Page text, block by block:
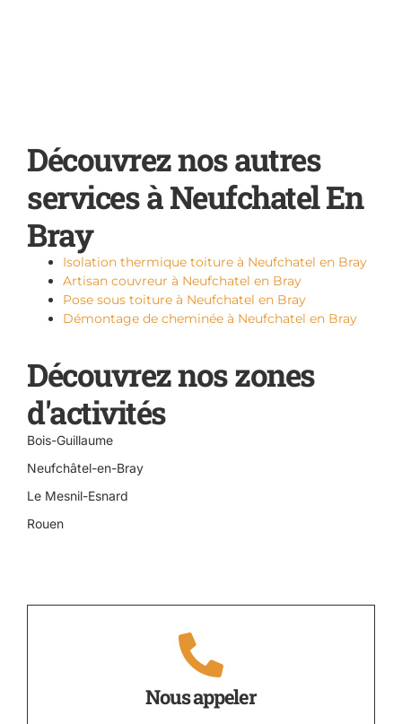
Découvrez nos autres
services à Neufchatel En
Bray
Isolation thermique toiture à Neufchatel en Bray
Artisan couvreur à Neufchatel en Bray
Pose sous toiture à Neufchatel en Bray
Démontage de cheminée à Neufchatel en Bray
Découvrez nos zones
d'activités
Bois-Guillaume
Neufchâtel-en-Bray
Le Mesnil-Esnard
Rouen
Nous appeler